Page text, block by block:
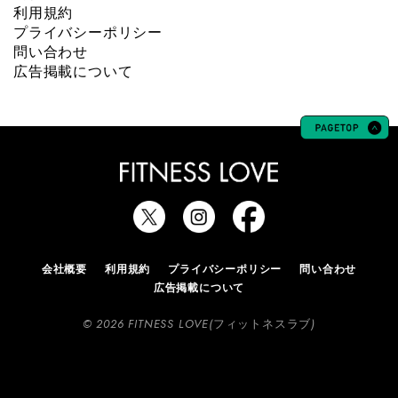
利用規約
プライバシーポリシー
問い合わせ
広告掲載について
会社概要 利用規約 プライバシーポリシー
問い合わせ
広告掲載について
© 2026 FITNESS LOVE(フィットネスラブ)